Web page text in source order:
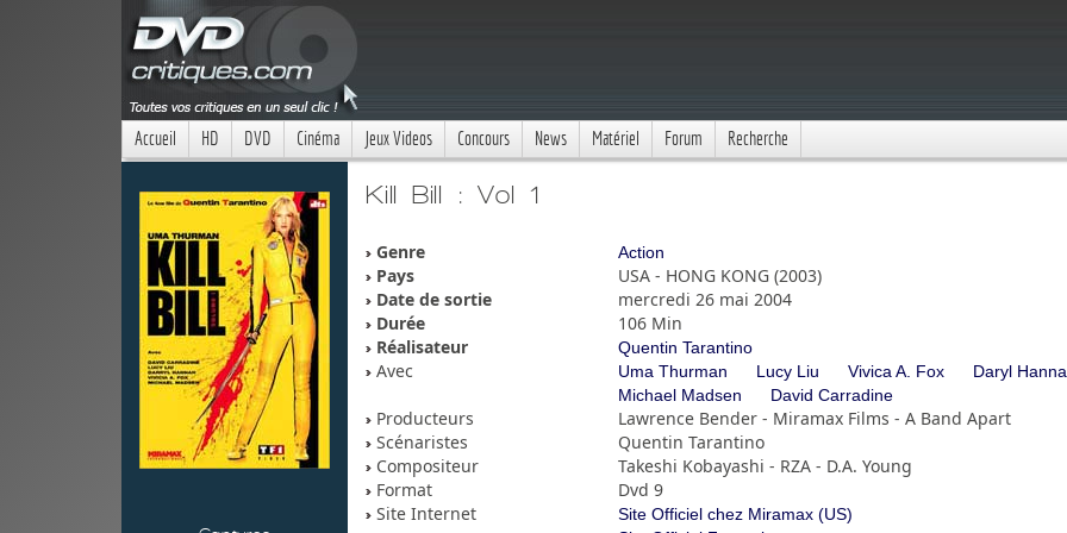
Accueil HD DVD Cinéma Jeux Videos Concours News Matériel Forum Recherche
Kill Bill : Vol 1
Genre Action
Pays
USA - HONG KONG (2003)
Date de sortie
mercredi 26 mai 2004
Durée
106 Min
Réalisateur
Quentin Tarantino
Avec Uma Thurman Lucy Liu Vivica A. Fox
Daryl
Michael Madsen
David Carradine
Producteurs
Lawrence Bender - Miramax Films - A Band Apart
Scénaristes
Quentin Tarantino
Compositeur
Takeshi Kobayashi - RZA - D.A. Young
Format
Dvd 9
Site Internet
Site Officiel chez Miramax (US)